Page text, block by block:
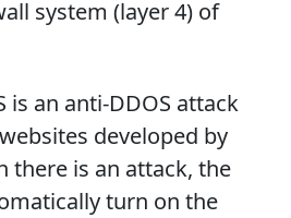
system (layer 4) of
is an anti-DDOS attack
developed by
there is an attack, the
turn on the